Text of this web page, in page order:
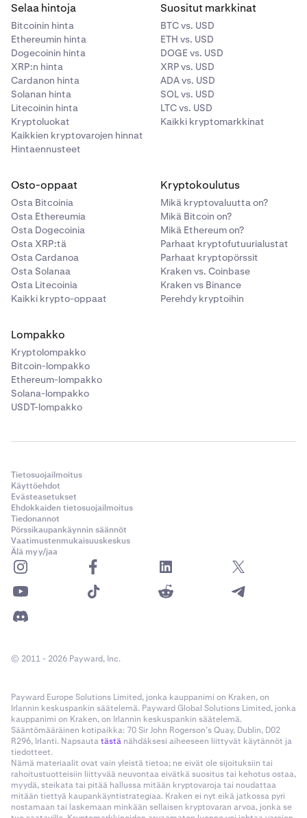
Selaa hintoja
Bitcoinin hinta
Ethereumin hinta
Dogecoinin hinta
XRP:n hinta
Cardanon hinta
Solanan hinta
Litecoinin hinta
Kryptoluokat
Kaikkien kryptovarojen hinnat
Hintaennusteet
Suositut markkinat
BTC vs. USD
ETH vs. USD
DOGE vs. USD
XRP vs. USD
ADA vs. USD
SOL vs. USD
LTC vs. USD
Kaikki kryptomarkkinat
Osto-oppaat
Osta Bitcoinia
Osta Ethereumia
Osta Dogecoinia
Osta XRP:tä
Osta Cardanoa
Osta Solanaa
Osta Litecoinia
Kaikki krypto-oppaat
Kryptokoulutus
Mikä kryptovaluutta on?
Mikä Bitcoin on?
Mikä Ethereum on?
Parhaat kryptofutuurialustat
Parhaat kryptopörssit
Kraken vs. Coinbase
Kraken vs Binance
Perehdy kryptoihin
Lompakko
Kryptolompakko
Bitcoin-lompakko
Ethereum-lompakko
Solana-lompakko
USDT-lompakko
Tietosuojailmoitus
Käyttöehdot
Evästeasetukset
Ehdokkaiden tietosuojailmoitus
Tiedonannot
Pörssikaupankäynnin säännöt
Vaatimustenmukaisuuskeskus
Älä myy/jaa
© 2011 - 2026 Payward, Inc.
Payward Europe Solutions Limited, jonka kauppanimi on Kraken, on
Irlannin keskuspankin säätelemä. Payward Global Solutions Limited, jonka
kauppanimi on Kraken, on Irlannin keskuspankin säätelemä.
Sääntömääräinen kotipaikka: 70 Sir John Rogerson’s Quay, Dublin, D02
R296, Irlanti. Napsautatästä nähdäksesi aiheeseen liittyvät käytännöt ja
tiedotteet.
Nämä materiaalit ovat vain yleistä tietoa; ne eivät ole sijoituksiin tai
rahoitustuotteisiin liittyvää neuvontaa eivätkä suositus tai kehotus ostaa,
myydä, steikata tai pitää hallussa mitään kryptovaroja tai noudattaa
mitään tiettyä kaupankäyntistrategiaa. Kraken ei nyt eikä jatkossa pyri
nostamaan tai laskemaan minkään sellaisen kryptovaran arvoa, jonka se